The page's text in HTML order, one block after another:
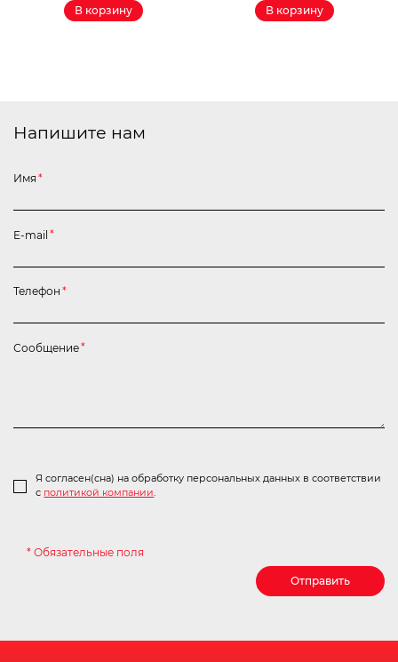
В корзину В корзину
Напишите нам
Имя *
E-mail *
Я согласен(сна) на обработку персональных данных в соответствии
с политикой компании.
Телефон *
Сообщение*
* Обязательные поля
Отправить